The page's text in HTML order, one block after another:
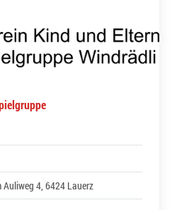
Auliweg 4, 6424 Lauerz